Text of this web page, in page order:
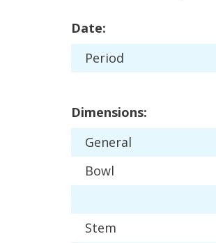
Date:
Period
Dimensions:
General
Bowl
Stem